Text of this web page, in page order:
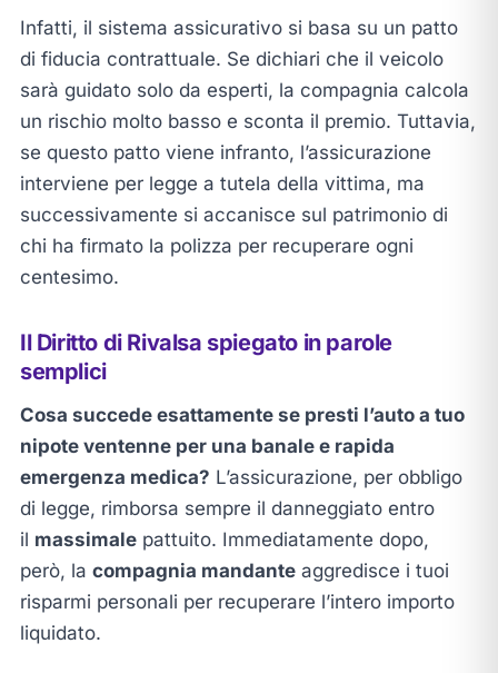
Infatti, il sistema assicurativo si basa su un patto
di fiducia contrattuale. Se dichiari che il veicolo
sarà guidato solo da esperti, la compagnia calcola
un rischio molto basso e sconta il premio. Tuttavia,
se questo patto viene infranto, l’assicurazione
interviene per legge a tutela della vittima, ma
successivamente si accanisce sul patrimonio di
chi ha firmato la polizza per recuperare ogni
centesimo.
Il Diritto di Rivalsa spiegato in parole
semplici
Cosa succede esattamente se presti l’auto a tuo
nipote ventenne per una banale e rapida
emergenza medica? L’assicurazione, per obbligo
di legge, rimborsa sempre il danneggiato entro
il massimalepattuito. Immediatamente dopo,
però, la compagnia mandanteaggredisce i tuoi
risparmi personali per recuperare l’intero importo
liquidato.